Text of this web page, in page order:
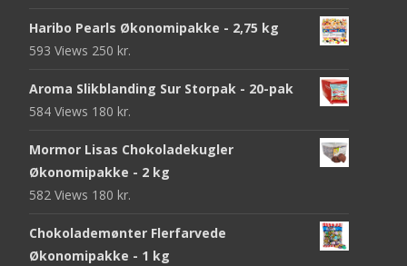
Haribo Pearls Økonomipakke - 2,75 kg
593 Views 250 kr.
Aroma Slikblanding Sur Storpak - 20-pak
584 Views 180 kr.
Mormor Lisas Chokoladekugler
Økonomipakke - 2 kg
582 Views 180 kr.
Chokolademønter Flerfarvede
Økonomipakke - 1 kg